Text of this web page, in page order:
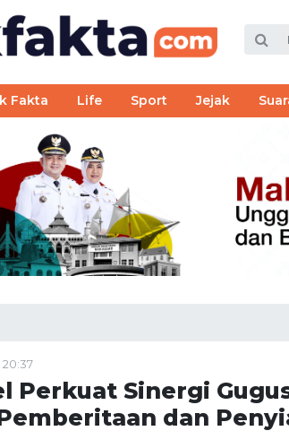
Fakta Life Sport Jejak
Perkuat Sinergi
dan